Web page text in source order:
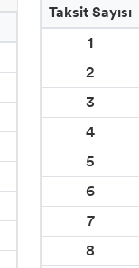
Taksit Sayısı
1
2
3
4
5
6
7
8